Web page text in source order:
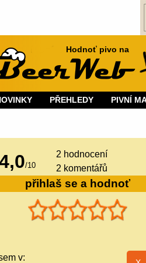
Hodnoť pivo na
PŘEHLEDY PIVNÍ
/10
2 hodnocení
2 komentářů
přihlaš se a hodnoť
v: